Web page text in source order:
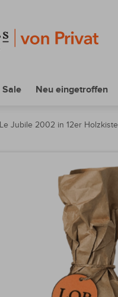
Sale Neu eingetroffen
Jubile 2002 in 12er Holzkiste